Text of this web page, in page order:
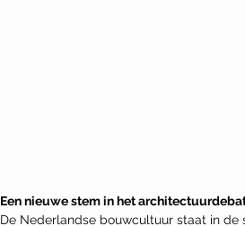
Een nieuwe stem in het
De Nederlandse bouwcultuur staat in de